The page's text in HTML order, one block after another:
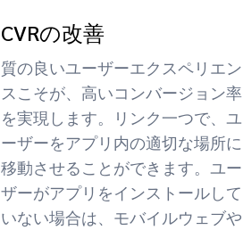
CVRの改善
質の良いユーザーエクスペリエン
スこそが、高いコンバージョン率
を実現します。リンク一つで、ユ
ーザーをアプリ内の適切な場所に
移動させることができます。ユー
ザーがアプリをインストールして
いない場合は、モバイルウェブや